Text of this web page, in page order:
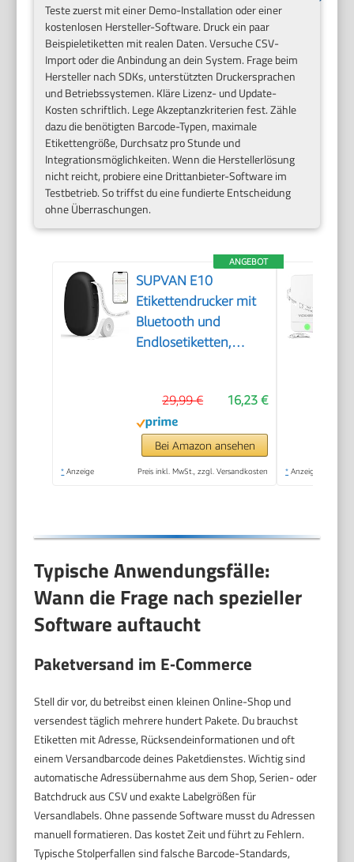
Teste zuerst mit einer Demo-Installation oder einer
kostenlosen Hersteller-Software. Druck ein paar
Beispieletiketten mit realen Daten. Versuche CSV-
Import oder die Anbindung an dein System. Frage beim
Hersteller nach SDKs, unterstützten Druckersprachen
und Betriebssystemen. Kläre Lizenz- und Update-
Kosten schriftlich. Lege Akzeptanzkriterien fest. Zähle
dazu die benötigten Barcode-Typen, maximale
Etikettengröße, Durchsatz pro Stunde und
Integrationsmöglichkeiten. Wenn die Herstellerlösung
nicht reicht, probiere eine Drittanbieter-Software im
Testbetrieb. So triffst du eine fundierte Entscheidung
ohne Überraschungen.
ANGEBOT
SUPVAN E10
Etikettendrucker mit
Bluetooth und
Endlosetiketten,
16,23 €
29,99 €
Bei Amazon ansehen
* Anzeige Preis inkl. MwSt., zzgl. Versandkosten * Anzeige
Typische Anwendungsfälle:
Wann die Frage nach spezieller
Software auftaucht
Paketversand im E‑Commerce
Stell dir vor, du betreibst einen kleinen Online-Shop und
versendest täglich mehrere hundert Pakete. Du brauchst
Etiketten mit Adresse, Rücksendeinformationen und oft
einem Versandbarcode deines Paketdienstes. Wichtig sind
automatische Adressübernahme aus dem Shop, Serien- oder
Batchdruck aus CSV und exakte Labelgrößen für
Versandlabels. Ohne passende Software musst du Adressen
manuell formatieren. Das kostet Zeit und führt zu Fehlern.
Typische Stolperfallen sind falsche Barcode-Standards,